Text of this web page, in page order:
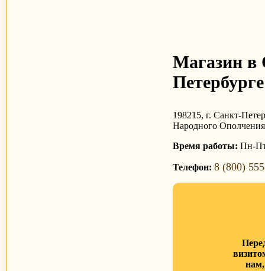
Магазин в
198215, г. Санкт-
Народного
Время работы: Пн-Пт
Телефон: 8 (800)
нам,